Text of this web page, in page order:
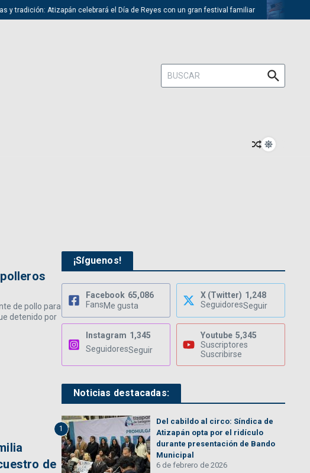
tradición: Atizapán celebrará el Día de Reyes con un gran festival familiar
Buscar:
de pollo para
detenido por
de
¡Síguenos!
Facebook 65,086
FansMe gusta
X (Twitter) 1,248
SeguidoresSeguir
Instagram 1,345
SeguidoresSeguir
Youtube 5,345
Suscriptores
Suscribirse
Noticias destacadas:
1
Del cabildo al circo: Síndica de
Atizapán opta por el ridículo
durante presentación de Bando
Municipal
6 de febrero de 2026